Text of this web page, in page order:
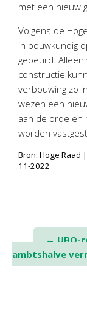
met een nieuw
Volgens de
in bouwkundig
gebeurd. Alleen
constructie
verbouwing zo
wezen een
aan de orde en
worden
Bron: Hoge Raad
11-2022
Post
navigation
←
ambtshalve